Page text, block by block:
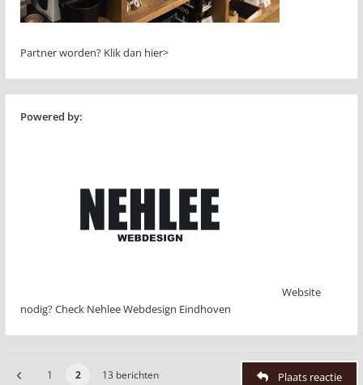
Partner worden? Klik dan hier>
Powered by:
Website
nodig? Check Nehlee Webdesign Eindhoven
1 2 13 berichten Plaats reactie